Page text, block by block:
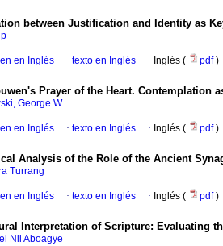
between Justification and Identity as
en Inglés · texto en Inglés · Inglés ( pdf)
Prayer of the Heart. Contemplation
George W
en Inglés · texto en Inglés · Inglés ( pdf)
Analysis of the Role of the Ancient
Turrang
en Inglés · texto en Inglés · Inglés ( pdf)
Interpretation of Scripture: Evaluating
Nil Aboagye